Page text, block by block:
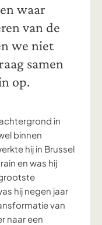
waar
van de
we niet
samen
op.
in
binnen
hij in Brussel
en was hij
hij negen jaar
van
naar een